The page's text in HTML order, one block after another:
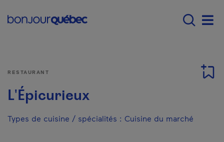
Main navigation -
RESTAURANT
L'Épicurieux
Types de cuisine / spécialités : Cuisine du marché